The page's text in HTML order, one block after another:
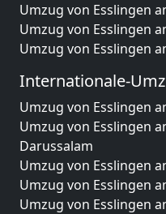
Umzug von Esslingen
Umzug von Esslingen
Umzug von Esslingen
Internationale-
Umzug von Esslingen
Umzug von Esslingen
Darussalam
Umzug von Esslingen
Umzug von Esslingen
Umzug von Esslingen